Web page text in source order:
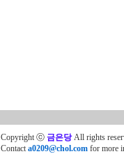
Copyright ⓒ 금은당All rights
Contact a0209@chol.com for more